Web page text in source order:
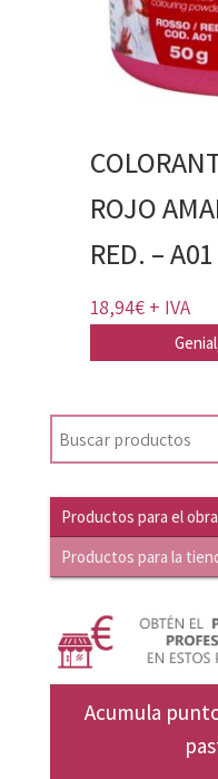
ROJO
RED. – A01
18,94€ + IVA
Productos para el
Productos para la
Acumula